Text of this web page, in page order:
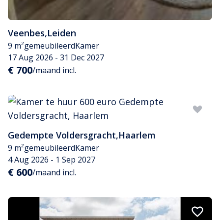
Veenbes,Leiden
9 m²gemeubileerdKamer
17 Aug 2026 - 31 Dec 2027
€ 700/maand incl.
Gedempte Voldersgracht,Haarlem
9 m²gemeubileerdKamer
4 Aug 2026 - 1 Sep 2027
€ 600/maand incl.